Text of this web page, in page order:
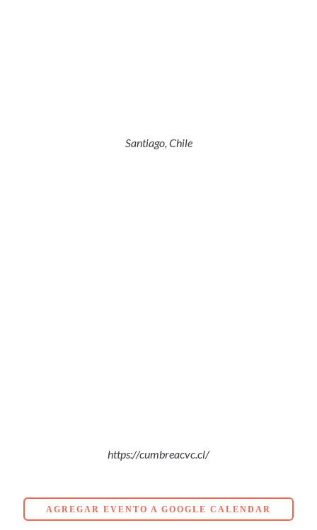
Santiago, Chile
https://cumbreacvc.cl/
AGREGAR EVENTO A GOOGLE CALENDAR